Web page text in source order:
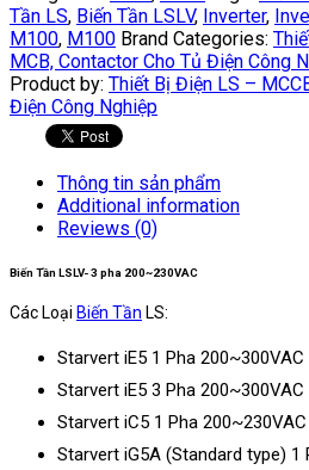
Biến
Tần
LS
3
pha
220V
quantity
Tần LS, Biến Tần LSLV, Inverter,
M100, M100 Brand Categories:
MCB, Contactor Cho Tủ Điện Công
Product by: Thiết Bị Điện LS –
Điện Công Nghiệp
Thông tin sản phẩm
Additional information
Reviews (0)
Biến Tần LSLV- 3 pha 200~230VAC
Các Loại Biến Tần LS:
Starvert iE5 1 Pha 200~300VAC
Starvert iE5 3 Pha 200~300VAC
Starvert iC5 1 Pha 200~230VAC
Starvert iG5A (Standard type) 1